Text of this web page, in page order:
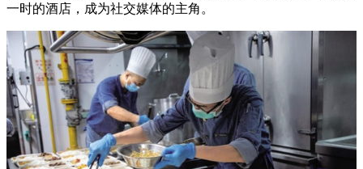
一时的酒店，成为社交媒体的主角。